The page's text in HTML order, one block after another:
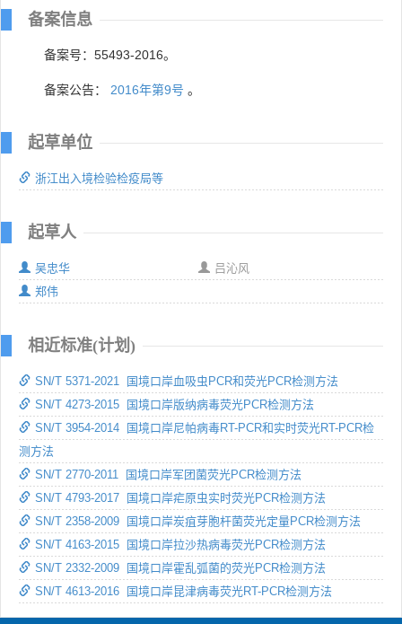
备案信息
备案号：55493-2016。
备案公告： 2016年第9号 。
起草单位
浙江出入境检验检疫局等
起草人
吴忠华
吕沁风
郑伟
相近标准(计划)
SN/T 5371-2021 国境口岸血吸虫PCR和荧光PCR检测方法
SN/T 4273-2015 国境口岸版纳病毒荧光PCR检测方法
SN/T 3954-2014 国境口岸尼帕病毒RT-PCR和实时荧光RT-PCR检
测方法
SN/T 2770-2011 国境口岸军团菌荧光PCR检测方法
SN/T 4793-2017 国境口岸疟原虫实时荧光PCR检测方法
SN/T 2358-2009 国境口岸炭疽芽胞杆菌荧光定量PCR检测方法
SN/T 4163-2015 国境口岸拉沙热病毒荧光PCR检测方法
SN/T 2332-2009 国境口岸霍乱弧菌的荧光PCR检测方法
SN/T 4613-2016 国境口岸昆津病毒荧光RT-PCR检测方法